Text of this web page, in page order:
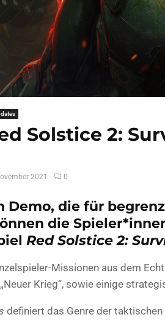
Solstice 2:
2021 0
Demo, die für
die
Red Solstice 2:
Missionen aus dem
Krieg“, sowie einige
definiert das Genre der